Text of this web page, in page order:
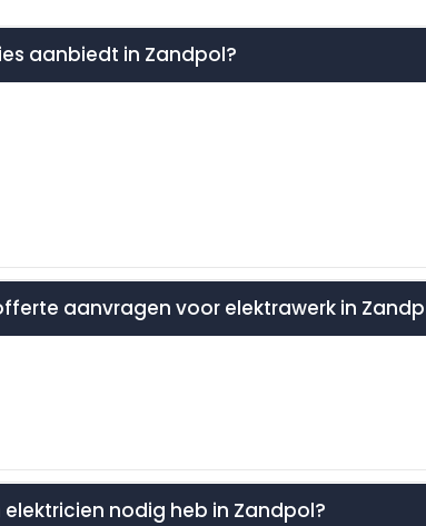
aanbiedt in Zandpol?
aanvragen voor elektrawerk in
nodig heb in Zandpol?